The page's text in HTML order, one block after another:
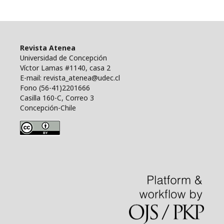
Revista Atenea
Universidad de Concepción
Víctor Lamas #1140, casa 2
E-mail: revista_atenea@udec.cl
Fono (56-41)2201666
Casilla 160-C, Correo 3
Concepción-Chile